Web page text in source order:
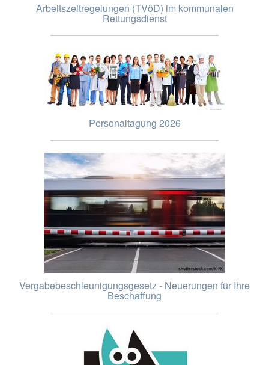
Arbeitszeitregelungen (TVöD) im kommunalen
Rettungsdienst
Personaltagung 2026
Vergabebeschleunigungsgesetz - Neuerungen für Ihre
Beschaffung